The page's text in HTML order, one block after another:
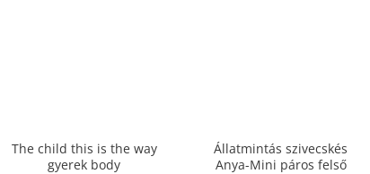
The child this is the way
gyerek body
Állatmintás szivecskés
Anya-Mini páros felső